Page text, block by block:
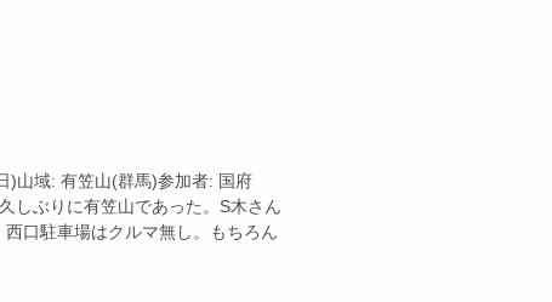
)山域: 有笠山(群馬)参加者: 国府
しぶりに有笠山であった。S木さん
口駐車場はクルマ無し。もちろん